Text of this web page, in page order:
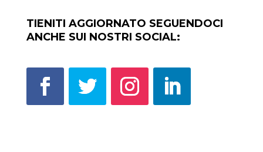
TIENITI AGGIORNATO SEGUENDOCI
ANCHE SUI NOSTRI SOCIAL: